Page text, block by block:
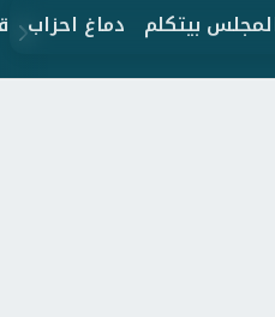
بيتكلم دماغ احزاب